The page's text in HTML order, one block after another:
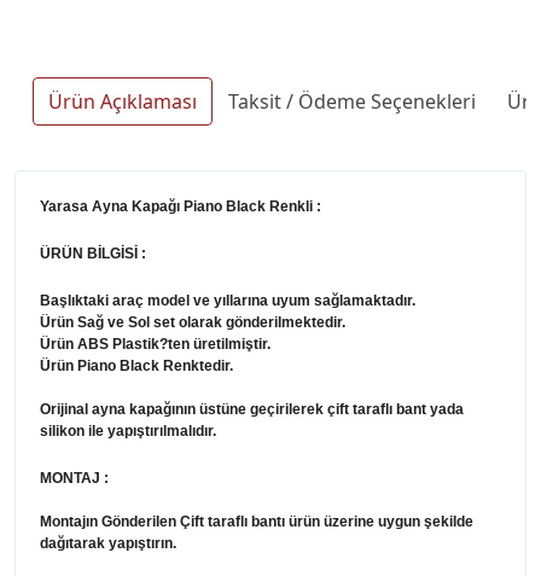
Ürün Açıklaması Taksit / Ödeme Seçenekleri
Yarasa Ayna Kapağı Piano Black Renkli :
ÜRÜN BİLGİSİ :
Başlıktaki araç model ve yıllarına uyum sağlamaktadır.
Ürün Sağ ve Sol set olarak gönderilmektedir.
Ürün ABS Plastik?ten üretilmiştir.
Ürün Piano Black Renktedir.
Orijinal ayna kapağının üstüne geçirilerek çift taraflı bant yada
silikon ile yapıştırılmalıdır.
MONTAJ :
Montajın Gönderilen Çift taraflı bantı ürün üzerine uygun şekilde
dağıtarak yapıştırın.